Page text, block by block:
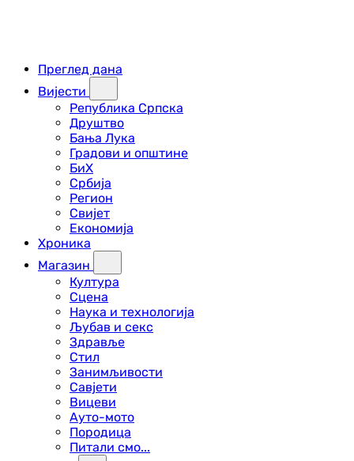
Преглед дана
Вијести
Република Српска
Друштво
Бања Лука
Градови и општине
БиХ
Србија
Регион
Свијет
Економија
Хроника
Магазин
Култура
Сцена
Наука и технологија
Љубав и секс
Здравље
Стил
Занимљивости
Савјети
Вицеви
Ауто-мото
Породица
Питали смо...